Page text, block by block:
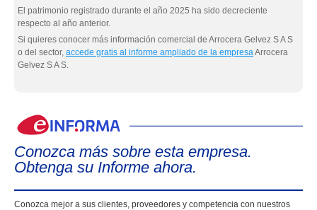
El patrimonio registrado durante el año 2025 ha sido decreciente
respecto al año anterior.
Si quieres conocer más información comercial de Arrocera Gelvez S A S
o del sector, accede gratis al informe ampliado de la empresaArrocera
Gelvez S A S.
Conozca más sobre esta empresa.
Obtenga su Informe ahora.
Conozca mejor a sus clientes, proveedores y competencia con nuestros